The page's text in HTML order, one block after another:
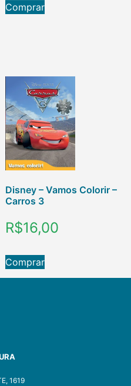
Comprar
Disney – Vamos Colorir –
Carros 3
R$16,00
Comprar
1619